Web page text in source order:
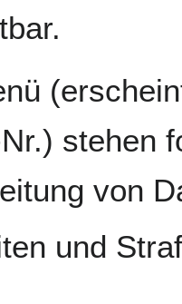
stehen
von
und